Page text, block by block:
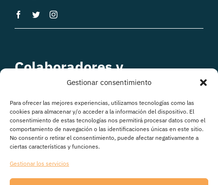
Gestionar consentimiento
Para ofrecer las mejores experiencias, utilizamos tecnologías como las
cookies para almacenar y/o acceder a la información del dispositivo. El
consentimiento de estas tecnologías nos permitirá procesar datos como el
comportamiento de navegación o las identificaciones únicas en este sitio.
No consentir o retirar el consentimiento, puede afectar negativamente a
ciertas características y funciones.
Gestionar los servicios
Colaboradores y
patrocinadores